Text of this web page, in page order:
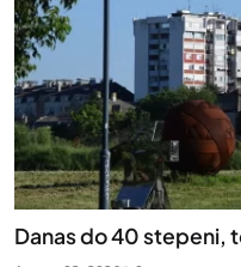
Danas do 40 stepeni,